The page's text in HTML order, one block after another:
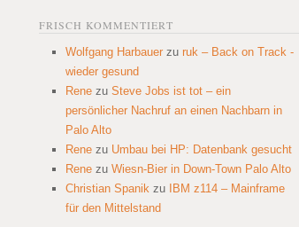
FRISCH KOMMENTIERT
Wolfgang Harbauer zu ruk – Back on Track -
wieder gesund
Rene zu Steve Jobs ist tot – ein
persönlicher Nachruf an einen Nachbarn in
Palo Alto
Rene zu Umbau bei HP: Datenbank gesucht
Rene zu Wiesn-Bier in Down-Town Palo Alto
Christian Spanik zu
IBM z114 – Mainframe
für den Mittelstand